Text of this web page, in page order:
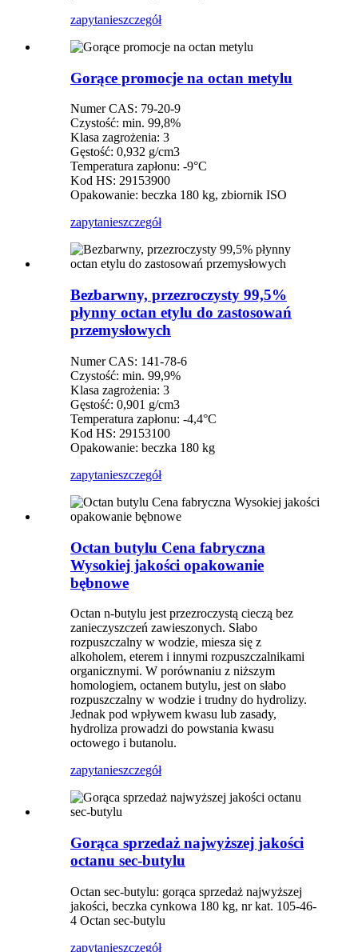
zapytanieszczegół
Gorące promocje na octan metylu
Numer CAS: 79-20-9
Czystość: min. 99,8%
Klasa zagrożenia: 3
Gęstość: 0,932 g/cm3
Temperatura zapłonu: -9°C
Kod HS: 29153900
Opakowanie: beczka 180 kg, zbiornik ISO
zapytanieszczegół
Bezbarwny, przezroczysty 99,5%
płynny octan etylu do zastosowań
przemysłowych
Numer CAS: 141-78-6
Czystość: min. 99,9%
Klasa zagrożenia: 3
Gęstość: 0,901 g/cm3
Temperatura zapłonu: -4,4°C
Kod HS: 29153100
Opakowanie: beczka 180 kg
zapytanieszczegół
Octan butylu Cena fabryczna
Wysokiej jakości opakowanie
bębnowe
Octan n-butylu jest przezroczystą cieczą bez
zanieczyszczeń zawieszonych. Słabo
rozpuszczalny w wodzie, miesza się z
alkoholem, eterem i innymi rozpuszczalnikami
organicznymi. W porównaniu z niższym
homologiem, octanem butylu, jest on słabo
rozpuszczalny w wodzie i trudny do hydrolizy.
Jednak pod wpływem kwasu lub zasady,
hydroliza prowadzi do powstania kwasu
octowego i butanolu.
zapytanieszczegół
Gorąca sprzedaż najwyższej jakości
octanu sec-butylu
Octan sec-butylu: gorąca sprzedaż najwyższej
jakości, beczka cynkowa 180 kg, nr kat. 105-46-
4 Octan sec-butylu
zapytanieszczegół